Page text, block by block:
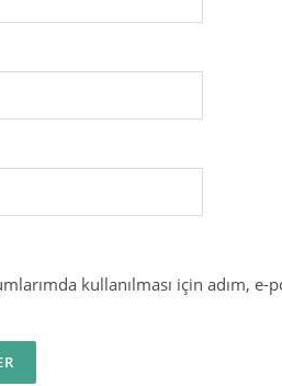
kullanılması için adım, e-